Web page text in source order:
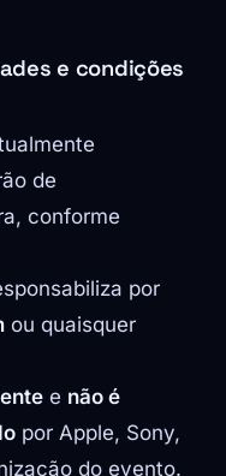
e condições
de
conforme
por
ou quaisquer
e não é
por Apple, Sony,
do evento.